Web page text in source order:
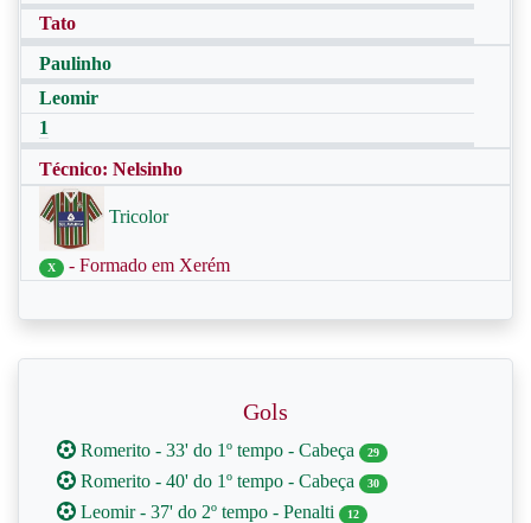
Tato
Paulinho
Leomir
1
Técnico: Nelsinho
Tricolor
X - Formado em Xerém
Gols
Romerito - 33' do 1º tempo - Cabeça 29
Romerito - 40' do 1º tempo - Cabeça 30
Leomir - 37' do 2º tempo - Penalti 12